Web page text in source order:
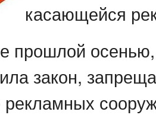
касающейся
прошлой
закон,